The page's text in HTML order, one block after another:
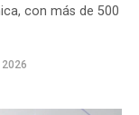
con más de 500